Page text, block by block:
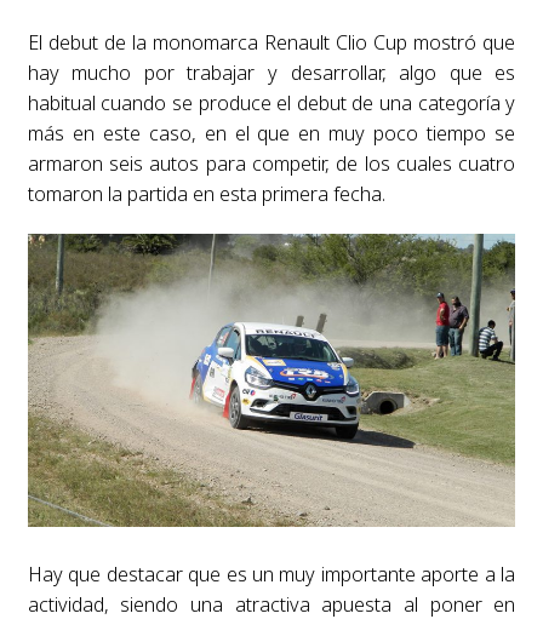
El debut de la monomarca Renault Clio Cup mostró que
hay mucho por trabajar y desarrollar, algo que es
habitual cuando se produce el debut de una categoría y
más en este caso, en el que en muy poco tiempo se
armaron seis autos para competir, de los cuales cuatro
tomaron la partida en esta primera fecha.
Hay que destacar que es un muy importante aporte a la
actividad, siendo una atractiva apuesta al poner en